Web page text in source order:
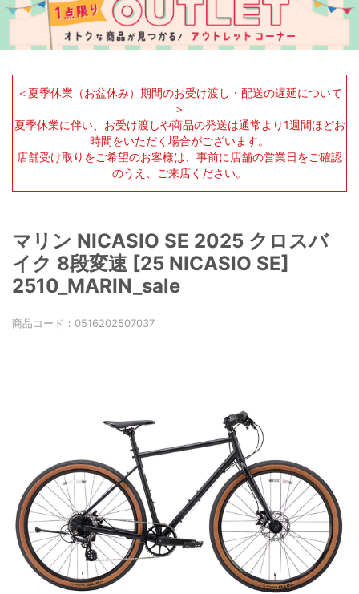
＜夏季休業（お盆休み）期間のお受け渡し・配送の遅延について
＞
夏季休業に伴い、お受け渡しや商品の発送は通常より1週間ほどお
時間をいただく場合がございます。
店舗受け取りをご希望のお客様は、事前に店舗の営業日をご確認
のうえ、ご来店ください。
マリン NICASIO SE 2025 クロスバ
イク 8段変速 [25 NICASIO SE]
2510_MARIN_sale
商品コード： 0516202507037